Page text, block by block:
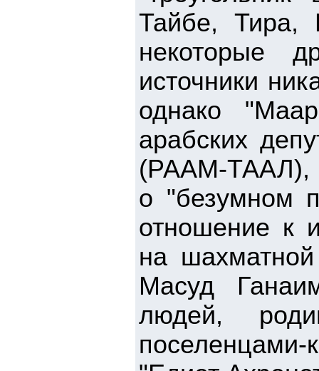
Тайбе, Тира,
некоторые
источники
однако
арабских
(РААМ-ТААЛ),
о "безумном
отношение к
на
Масуд
людей,
поселенцами-